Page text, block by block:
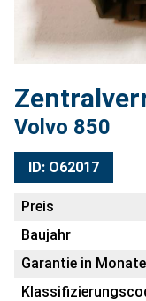
Volvo 850
ID: O62017
Preis
Baujahr
Garantie in